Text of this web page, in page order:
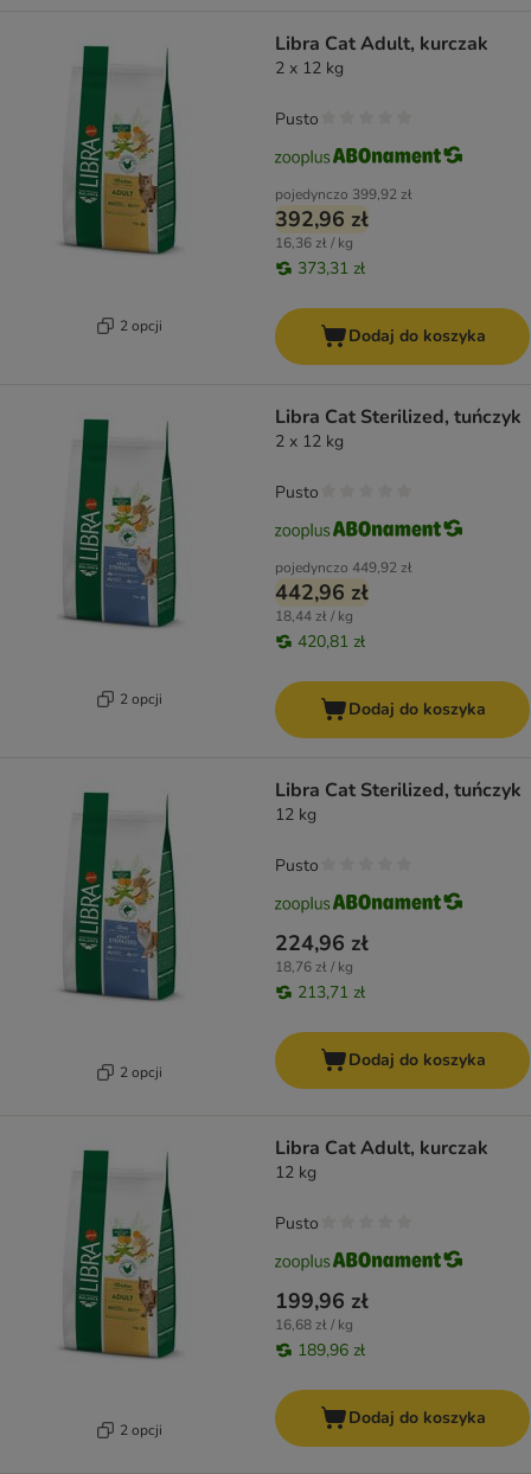
2 opcji
Libra Cat Adult, kurczak
2 x 12 kg
pojedynczo 399,92 zł
392,96 zł
16,36 zł / kg
373,31 zł
Pusto
Dodaj do koszyka
2 opcji
Libra Cat Sterilized, tuńczyk
2 x 12 kg
pojedynczo 449,92 zł
442,96 zł
18,44 zł / kg
420,81 zł
Pusto
Dodaj do koszyka
2 opcji
Libra Cat Sterilized, tuńczyk
12 kg
224,96 zł
18,76 zł / kg
213,71 zł
Pusto
Dodaj do koszyka
2 opcji
Libra Cat Adult, kurczak
12 kg
199,96 zł
16,68 zł / kg
189,96 zł
Pusto
Dodaj do koszyka